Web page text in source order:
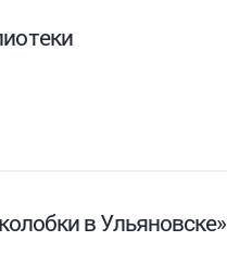
в Ульяновске»